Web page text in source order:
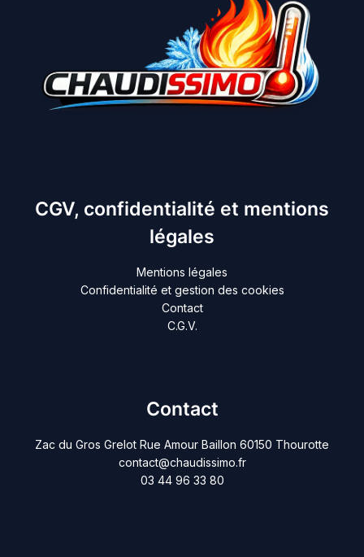
CGV, confidentialité et mentions
légales
Mentions légales
Confidentialité et gestion des cookies
Contact
C.G.V.
Contact
Zac du Gros Grelot Rue Amour Baillon 60150 Thourotte
contact@chaudissimo.fr
03 44 96 33 80